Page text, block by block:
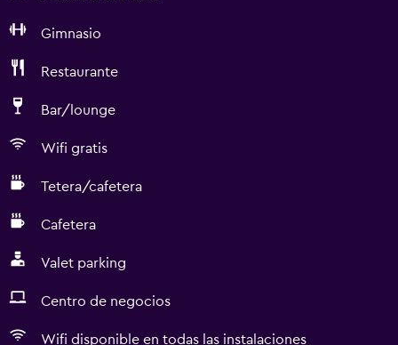
Gimnasio
Restaurante
Bar/lounge
Wifi gratis
Tetera/cafetera
Cafetera
Valet parking
Centro de negocios
Wifi disponible en todas las instalaciones